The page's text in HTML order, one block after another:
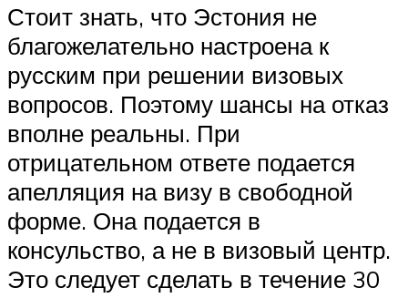
Стоит знать, что Эстония не
благожелательно настроена к
русским при решении визовых
вопросов. Поэтому шансы на отказ
вполне реальны. При
отрицательном ответе подается
апелляция на визу в свободной
форме. Она подается в
консульство, а не в визовый центр.
Это следует сделать в течение 30